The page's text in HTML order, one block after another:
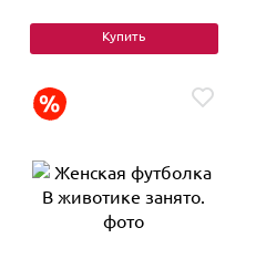
Купить